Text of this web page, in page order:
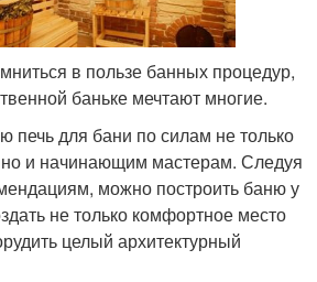
в пользе банных процедур,
баньке мечтают многие.
печь для бани по силам не только
и начинающим мастерам. Следуя
можно построить баню у
не только комфортное место
целый архитектурный